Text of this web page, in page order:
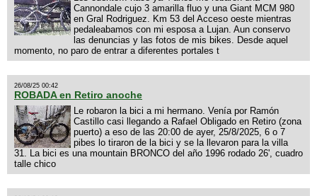
Cannondale cujo 3 amarilla fluo y una Giant MCM 980
en Gral Rodriguez. Km 53 del Acceso oeste mientras
pedaleabamos con mi esposa a Lujan. Aun conservo
las denuncias y las fotos de mis bikes. Desde aquel
momento, no paro de entrar a diferentes portales t
26/08/25 00:42
ROBADA en Retiro anoche
Le robaron la bici a mi hermano. Venía por Ramón
Castillo casi llegando a Rafael Obligado en Retiro (zona
puerto) a eso de las 20:00 de ayer, 25/8/2025, 6 o 7
pibes lo tiraron de la bici y se la llevaron para la villa
31. La bici es una mountain BRONCO del año 1996 rodado 26', cuadro
talle chico